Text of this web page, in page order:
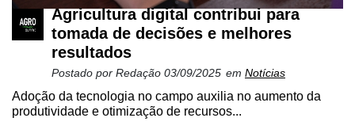
Agricultura digital contribui para
tomada de decisões e melhores
resultados
Postado por Redação 03/09/2025 em Notícias
Adoção da tecnologia no campo auxilia no aumento da
produtividade e otimização de recursos...